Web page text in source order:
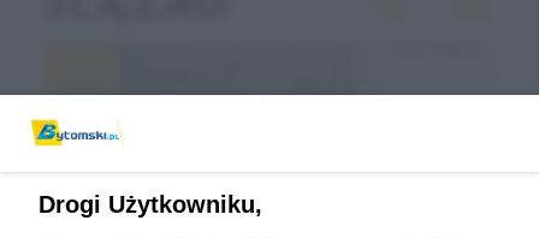
Drogi Użytkowniku,